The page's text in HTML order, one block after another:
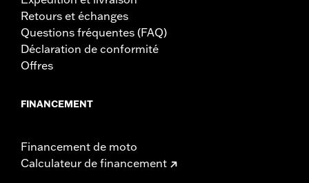
nouveau guidon, avant d'utiliser la moto, vérifiez que les
rétroviseurs offrent une vue dégagée vers l'arrière.
Retours et échanges
Questions fréquentes (FAQ)
Déclaration de conformité
Offres
FINANCEMENT
Financement de moto
Calculateur de financement